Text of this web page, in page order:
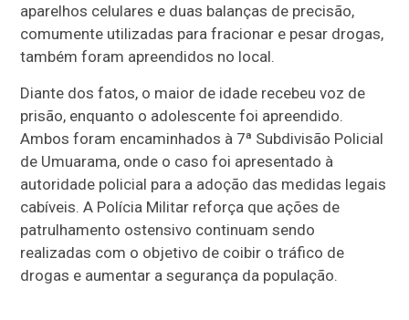
aparelhos celulares e duas balanças de precisão,
comumente utilizadas para fracionar e pesar drogas,
também foram apreendidos no local.
Diante dos fatos, o maior de idade recebeu voz de
prisão, enquanto o adolescente foi apreendido.
Ambos foram encaminhados à 7ª Subdivisão Policial
de Umuarama, onde o caso foi apresentado à
autoridade policial para a adoção das medidas legais
cabíveis. A Polícia Militar reforça que ações de
patrulhamento ostensivo continuam sendo
realizadas com o objetivo de coibir o tráfico de
drogas e aumentar a segurança da população.